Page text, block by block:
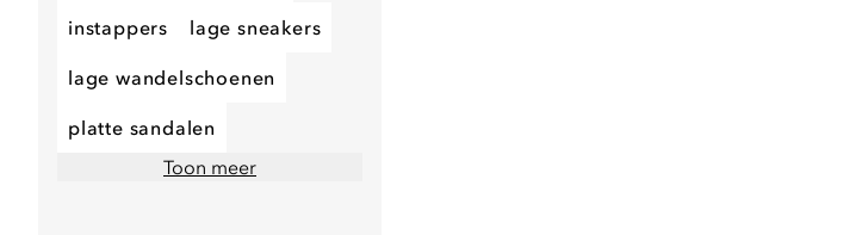
instappers lage sneakers
lage wandelschoenen
platte sandalen
Toon meer